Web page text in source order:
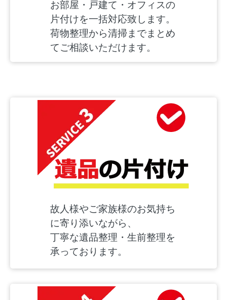
お部屋・戸建て・オフィスの
片付けを一括対応致します。
荷物整理から清掃までまとめ
てご相談いただけます。
故人様やご家族様のお気持ち
に寄り添いながら、
丁寧な遺品整理・生前整理を
承っております。